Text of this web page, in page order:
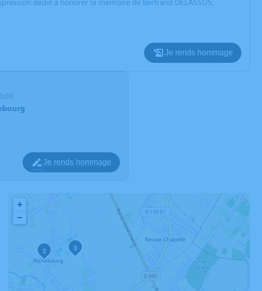
Je rends hommage
Je rends hommage
2 3
+
−